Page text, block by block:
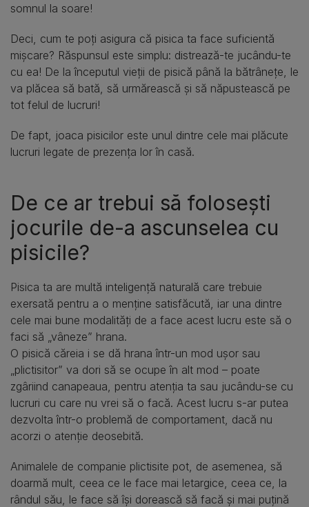
somnul la soare!
Deci, cum te poți asigura că pisica ta face suficientă
mișcare? Răspunsul este simplu: distrează-te jucându-te
cu ea! De la începutul vieții de pisică până la bătrânețe, le
va plăcea să bată, să urmărească și să năpustească pe
tot felul de lucruri!
De fapt, joaca pisicilor este unul dintre cele mai plăcute
lucruri legate de prezența lor în casă.
De ce ar trebui să folosești
jocurile de-a ascunselea cu
pisicile?
Pisica ta are multă inteligență naturală care trebuie
exersată pentru a o menține satisfăcută, iar una dintre
cele mai bune modalități de a face acest lucru este să o
faci să „vâneze” hrana.
O pisică căreia i se dă hrana într-un mod ușor sau
„plictisitor” va dori să se ocupe în alt mod – poate
zgâriind canapeaua, pentru atenția ta sau jucându-se cu
lucruri cu care nu vrei să o facă. Acest lucru s-ar putea
dezvolta într-o problemă de comportament, dacă nu
acorzi o atenție deosebită.
Animalele de companie plictisite pot, de asemenea, să
doarmă mult, ceea ce le face mai letargice, ceea ce, la
rândul său, le face să își dorească să facă și mai puțină